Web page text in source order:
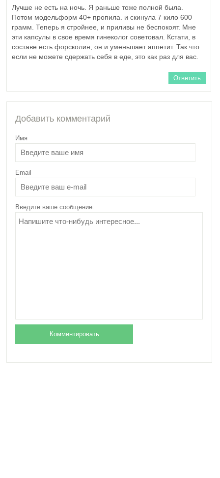
Особенности питания
при переломе шейки
бедра
Лучше не есть на ночь. Я раньше тоже полной была.
Потом модельформ 40+ пропила. и скинула 7 кило 600
грамм. Теперь я стройнее, и приливы не беспокоят. Мне
эти капсулы в свое время гинеколог советовал. Кстати, в
составе есть форсколин, он и уменьшает аппетит. Так что
если не можете сдержать себя в еде, это как раз для вас.
Ответить
Добавить комментарий
Имя
Email
Введите ваше сообщение: